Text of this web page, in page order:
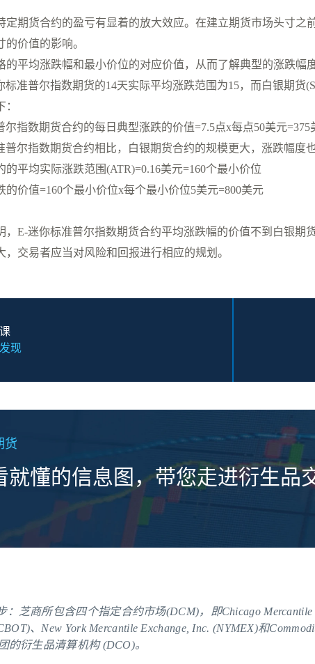
定期货合约的盈亏有显着的放大效应。在建立期货市场头寸之
的价值的影响。
的平均涨跌幅和最小价位的对应价值，从而了解典型的涨跌幅
标准普尔指数期货的14天实际平均涨跌范围为15，而白银期货
尔指数期货合约的每日典型涨跌的价值=7.5点x每点50美元=375
普尔指数期货合约相比，白银期货合约的规模更大，涨跌幅度也
的平均实际涨跌范围(ATR)=0.16美元=160个最小价位
的价值=160个最小价位x每个最小价位5美元=800美元
，E-迷你标准普尔指数期货合约平均涨跌幅的价值不到白银期
，交易者应当对风险和回报进行相应的规划。
现
货
就懂的信息图，带您走进衍生品
：芝商所包含四个指定合约市场(DCM)，即Chicago Mercantile
、New York Mercantile Exchange, Inc. (NYMEX)和
的衍生品清算机构 (DCO)。